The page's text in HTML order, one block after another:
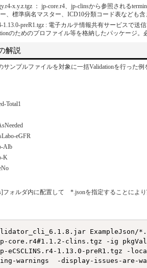
x.y.z.tgz ： jp-core.r4、jp-clinsから参照される
、標準病名マスター、ICD10分類コード表なども
1.13.0-preR1.tgz : 電子カルテ情報共有サービスで
のためのプロファイル等を格納したパッケージ。
解説
ンプルファイルを対象に一括Validationを行った例
Total1
eGFR
Alb
K
フォルダ内に配置して *.jsonを指定することにより
ExampleJson/
core.r4#1.1.2-clins.tgz -ig
eCSCLINS.r4-1.13.0-preR1.tgz -
warnings  -display-issues-are-